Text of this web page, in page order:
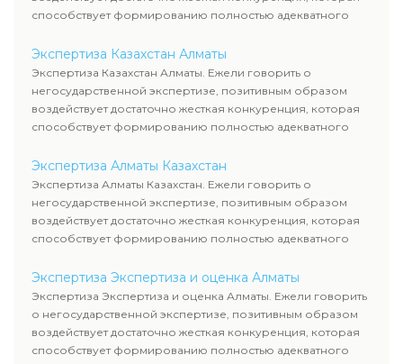
способствует формированию полностью адекватного
Экспертиза Казахстан Алматы
Экспертиза Казахстан Алматы. Ежели говорить о
негосударственной экспертизе, позитивным образом
воздействует достаточно жесткая конкуренция, которая
способствует формированию полностью адекватного
Экспертиза Алматы Казахстан
Экспертиза Алматы Казахстан. Ежели говорить о
негосударственной экспертизе, позитивным образом
воздействует достаточно жесткая конкуренция, которая
способствует формированию полностью адекватного
Экспертиза Экспертиза и оценка Алматы
Экспертиза Экспертиза и оценка Алматы. Ежели говорить
о негосударственной экспертизе, позитивным образом
воздействует достаточно жесткая конкуренция, которая
способствует формированию полностью адекватного